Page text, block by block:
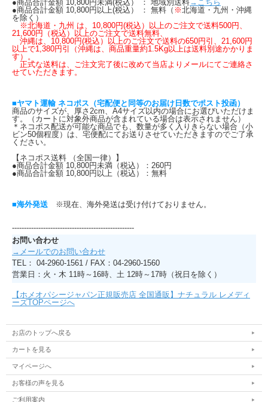
●商品合計金額 10,800円未満(税込） ： 地域別送料→こちら
●商品合計金額 10,800円以上(税込） ： 無料（ ※北海道・九州・沖縄
を除く）
※北海道・九州 は、10,800円(税込）以上のご注文で送料500円、
21,600円（税込）以上のご注文で送料無料、
沖縄は、10,800円(税込）以上のご注文で送料の650円引、21,600円
以上で1,380円引（沖縄は、商品重量約1.5Kg以上は送料別途かかりま
す）。
正式な送料は、ご注文完了後に改めて当店よりメールにてご連絡さ
せていただきます。
■ヤマト運輸 ネコポス（宅配便と同等のお届け日数でポスト投函）
商品のサイズが、厚さ2cm、A4サイズ以内の場合にお選びいただけま
す。（カートに対象外商品が含まれている場合は表示されません）
＊ネコポス配送が可能な商品でも、数量が多く入りきらない場合（小
ビン50個程度）は、宅便配にてお送りさせていただきますのでご了承
ください。
【ネコポス送料 （全国一律）】
●商品合計金額 10,800円未満（税込）：260円
●商品合計金額 10,800円以上（税込）：無料
■海外発送 ※現在、海外発送は受け付けておりません。
---------------------------------------------------
お問い合わせ
→メールでのお問い合わせ
TEL： 04-2960-1561 / FAX：04-2960-1560
営業日：火・木 11時～16時、土 12時～17時（祝日を除く）
【ホメオパシージャパン正規販売店 全国通販】ナチュラル レメディ
ーズTOPページへ
お店のトップへ戻る
カートを見る
マイページへ
お客様の声を見る
ご利用案内